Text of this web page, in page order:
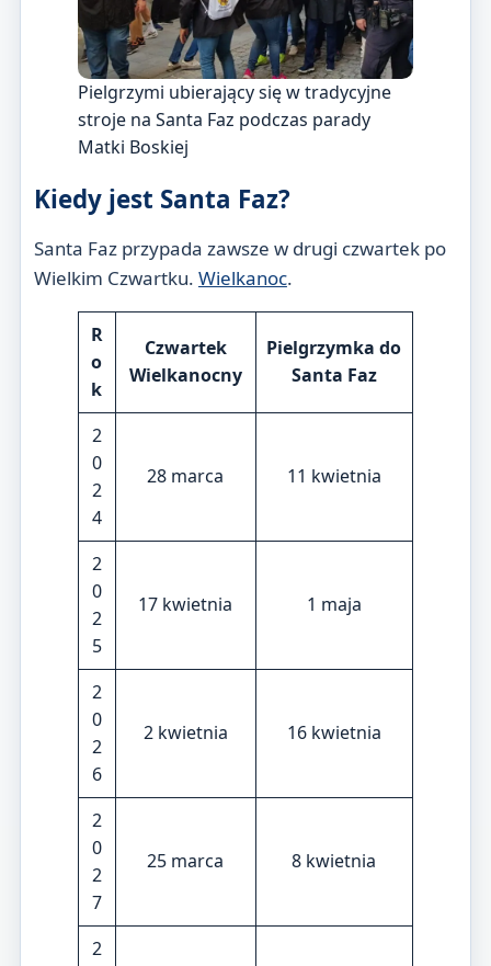
Pielgrzymi ubierający się w tradycyjne
stroje na Santa Faz podczas parady
Matki Boskiej
Kiedy jest Santa Faz?
Santa Faz przypada zawsze w drugi czwartek po
Wielkim Czwartku. Wielkanoc.
R
o
k
Czwartek
Wielkanocny
Pielgrzymka do
Santa Faz
2
0
2
4
28 marca 11 kwietnia
2
0
2
5
17 kwietnia 1 maja
2
0
2
6
2 kwietnia 16 kwietnia
2
0
2
7
25 marca 8 kwietnia
2